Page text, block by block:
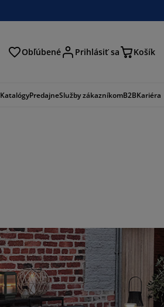
Obľúbené Prihlásiť sa Košík
KatalógyPredajneSlužby zákazníkomB2BKariéra